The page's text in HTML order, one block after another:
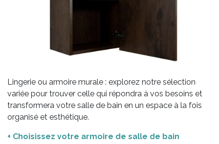
Lingerie ou armoire murale : explorez notre sélection
variée pour trouver celle qui répondra à vos besoins et
transformera votre salle de bain en un espace à la fois
organisé et esthétique.
+ Choisissez votre armoire de salle de bain